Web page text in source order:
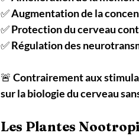
✅ Augmentation de la
✅ Protection du cerveau
✅ Régulation des
🚨 Contrairement aux
sur la biologie du cerveau
Les Plantes